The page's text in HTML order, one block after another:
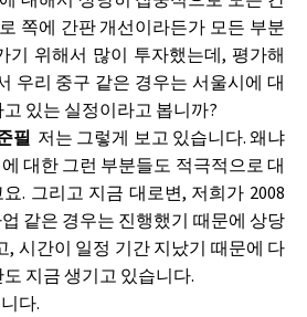
쪽에 간판 개선이라든가 모든 부분
기 위해서 많이 투자했는데, 평가해
우리 중구 같은 경우는 서울시에 대
있는 실정이라고 봅니까?
필 저는 그렇게 보고 있습니다. 왜냐
대한 그런 부분들도 적극적으로 대
. 그리고 지금 대로변, 저희가 2008
같은 경우는 진행했기 때문에 상당
, 시간이 일정 기간 지났기 때문에 다
지금 생기고 있습니다.
다.